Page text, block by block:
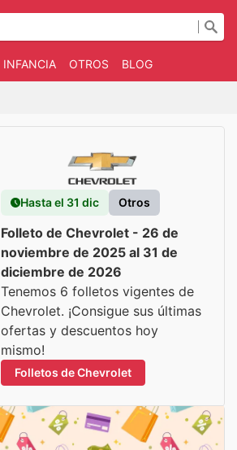
INFANCIA OTROS BLOG
Hasta el 31 dic Otros
Folleto de Chevrolet - 26 de
noviembre de 2025 al 31 de
diciembre de 2026
Tenemos 6 folletos vigentes de
Chevrolet. ¡Consigue sus últimas
ofertas y descuentos hoy
mismo!
Folletos de Chevrolet